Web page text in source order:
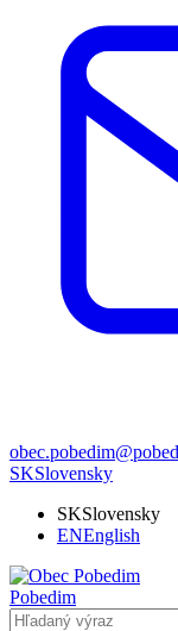
SKSlovensky
SKSlovensky
ENEnglish
Pobedim